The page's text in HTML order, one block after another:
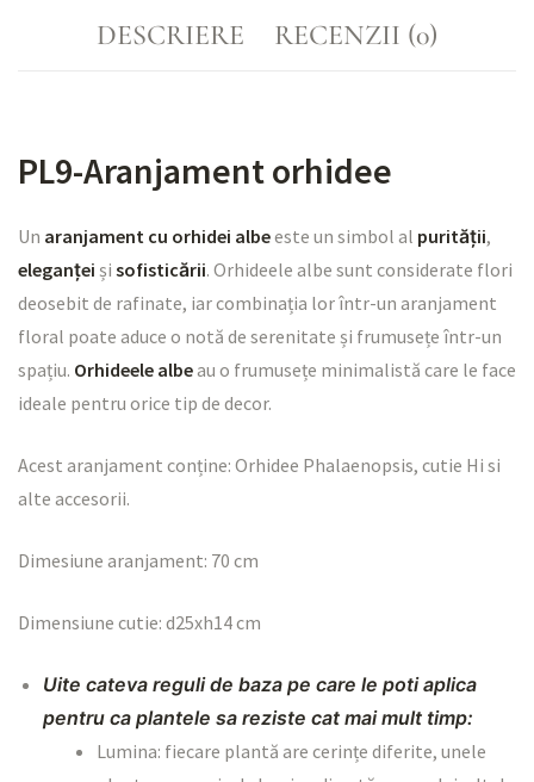
DESCRIERE RECENZII (0)
PL9-Aranjament orhidee
Un aranjament cu orhidei albeeste un simbol al purității,
eleganței și sofisticării. Orhideele albe sunt considerate flori
deosebit de rafinate, iar combinația lor într-un aranjament
floral poate aduce o notă de serenitate și frumusețe într-un
spațiu. Orhideele albeau o frumusețe minimalistă care le face
ideale pentru orice tip de decor.
Acest aranjament conține: Orhidee Phalaenopsis, cutie Hi si
alte accesorii.
Dimesiune aranjament: 70 cm
Dimensiune cutie: d25xh14 cm
Uite cateva reguli de baza pe care le poti aplica
pentru ca plantele sa reziste cat mai mult timp:
Lumina: fiecare plantă are cerințe diferite, unele